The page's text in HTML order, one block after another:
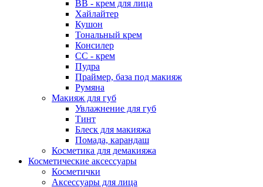
ВВ - крем для лица
Хайлайтер
Кушон
Тональный крем
Консилер
СС - крем
Пудра
Праймер, база под макияж
Румяна
Макияж для губ
Увлажнение для губ
Тинт
Блеск для макияжа
Помада, карандаш
Косметика для демакияжа
Косметические аксессуары
Косметички
Аксессуары для лица